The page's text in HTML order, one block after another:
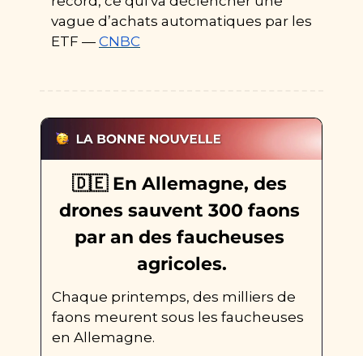
vague d’achats automatiques par les
ETF — CNBC
🇩🇪 En Allemagne, des
drones sauvent 300 faons
par an des faucheuses
agricoles.
Chaque printemps, des milliers de
faons meurent sous les faucheuses
en Allemagne.